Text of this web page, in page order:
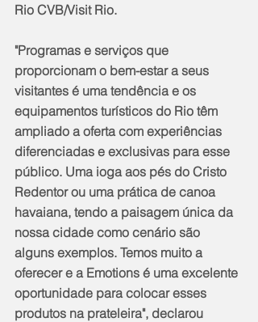
Rio CVB/Visit Rio.
"Programas e serviços que
proporcionam o bem-estar a seus
visitantes é uma tendência e os
equipamentos turísticos do Rio têm
ampliado a oferta com experiências
diferenciadas e exclusivas para esse
público. Uma ioga aos pés do Cristo
Redentor ou uma prática de canoa
havaiana, tendo a paisagem única da
nossa cidade como cenário são
alguns exemplos. Temos muito a
oferecer e a Emotions é uma excelente
oportunidade para colocar esses
produtos na prateleira", declarou